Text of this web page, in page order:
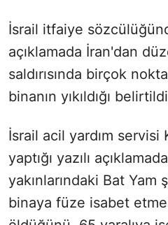
İsrail itfaiye
açıklamada İran'dan
saldırısında birçok
binanın yıkıldığı
İsrail acil yardım servisi
yaptığı yazılı
yakınlarındaki Bat Yam
binaya füze isabet